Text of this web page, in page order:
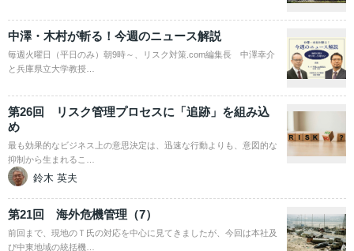
中澤・木村が斬る！今週のニュース解説
毎週火曜日（平日のみ）朝9時～、リスク対策.com編集長 中澤幸介
と兵庫県立大学教授…
第26回 リスク管理プロセスに「追跡」を組み込
め
最も効果的なビジネス上の意思決定は、迅速な行動よりも、意図的な
抑制から生まれるこ…
鈴木 英夫
第21回 海外危機管理（7）
前回まで、現地のＴ氏の対応を中心に見てきましたが、今回は本社及
び中東地域の統括機…